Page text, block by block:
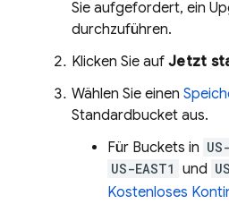
Sie aufgefordert, ein
durchzuführen.
Klicken Sie auf Jetzt
Wählen Sie einen
Standardbucket aus.
Für Buckets in
US-EAST1 und
Kostenloses